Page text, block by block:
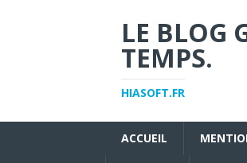
LE BLOG
TEMPS.
HIASOFT.FR
ACCUEIL